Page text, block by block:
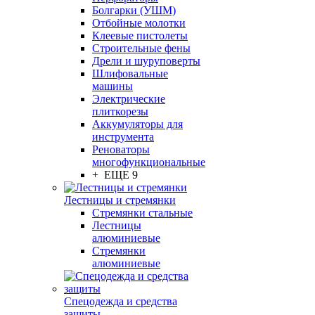
Болгарки (УШМ)
Отбойные молотки
Клеевые пистолеты
Строительные фены
Дрели и шуруповерты
Шлифовальные
машины
Электрические
плиткорезы
Аккумуляторы для
инструмента
Реноваторы
многофункциональные
+ ЕЩЕ 9
Лестницы и стремянки
Стремянки стальные
Лестницы
алюминиевые
Стремянки
алюминиевые
Спецодежда и средства